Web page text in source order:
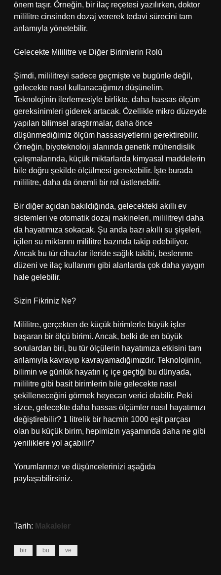
önem taşır. Örneğin, bir ilaç reçetesi yazılırken, doktor
mililitre cinsinden dozaj vererek tedavi sürecini tam
anlamıyla yönetebilir.
Gelecekte Mililitre ve Diğer Birimlerin Rolü
Şimdi, mililitreyi sadece geçmişte ve bugünle değil,
gelecekte nasıl kullanacağımızı düşünelim.
Teknolojinin ilerlemesiyle birlikte, daha hassas ölçüm
gereksinimleri giderek artacak. Özellikle mikro düzeyde
yapılan bilimsel araştırmalar, daha önce
düşünmediğimiz ölçüm hassasiyetlerini gerektirebilir.
Örneğin, biyoteknoloji alanında genetik mühendislik
çalışmalarında, küçük miktarlarda kimyasal maddelerin
bile doğru şekilde ölçülmesi gerekebilir. İşte burada
mililitre, daha da önemli bir rol üstlenebilir.
Bir diğer açıdan bakıldığında, gelecekteki akıllı ev
sistemleri ve otomatik dozaj makineleri, mililitreyi daha
da hayatımıza sokacak. Şu anda bazı akıllı su şişeleri,
içilen su miktarını mililitre bazında takip edebiliyor.
Ancak bu tür cihazlar ileride sağlık takibi, beslenme
düzeni ve ilaç kullanımı gibi alanlarda çok daha yaygın
hale gelebilir.
Sizin Fikriniz Ne?
Mililitre, gerçekten de küçük birimlerle büyük işler
başaran bir ölçü birimi. Ancak, belki de en büyük
sorulardan biri, bu tür ölçülerin hayatımıza etkisini tam
anlamıyla kavrayıp kavrayamadığımızdır. Teknolojinin,
bilimin ve günlük hayatın iç içe geçtiği bu dünyada,
mililitre gibi basit birimlerin bile gelecekte nasıl
şekilleneceğini görmek heyecan verici olabilir. Peki
sizce, gelecekte daha hassas ölçümler nasıl hayatımızı
değiştirebilir? 1 litrelik bir hacmin 1000 eşit parçası
olan bu küçük birim, hepimizin yaşamında daha ne gibi
yeniliklere yol açabilir?
Yorumlarınızı ve düşüncelerinizi aşağıda
paylaşabilirsiniz.
Tarih: Makaleler
bir bu ve